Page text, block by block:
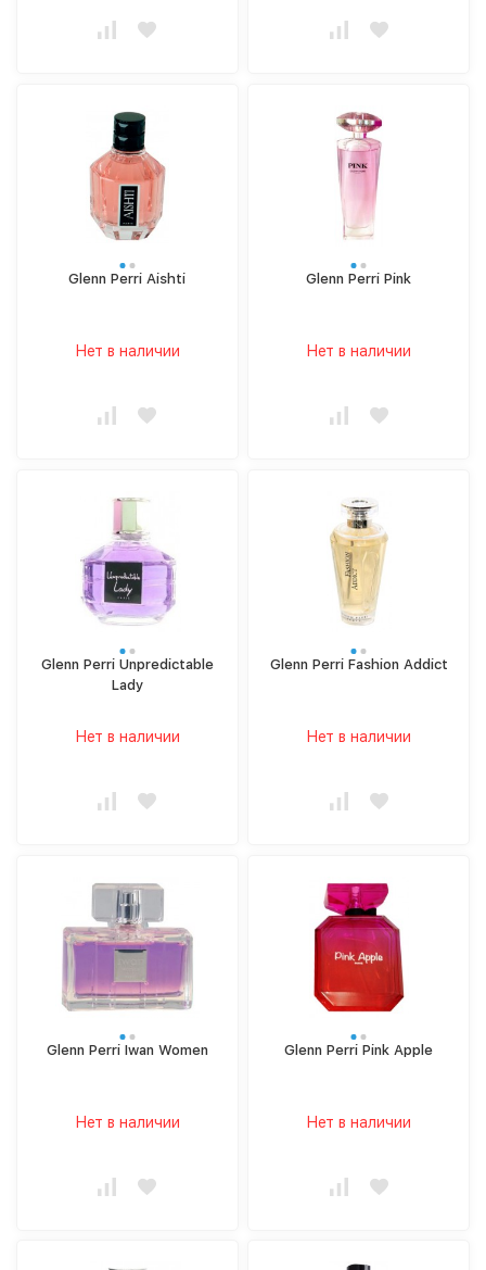
Glenn Perri Aishti
Нет в наличии
Glenn Perri Pink
Нет в наличии
Glenn Perri Unpredictable
Lady
Нет в наличии
Glenn Perri Fashion Addict
Нет в наличии
Glenn Perri Iwan Women
Нет в наличии
Glenn Perri Pink Apple
Нет в наличии